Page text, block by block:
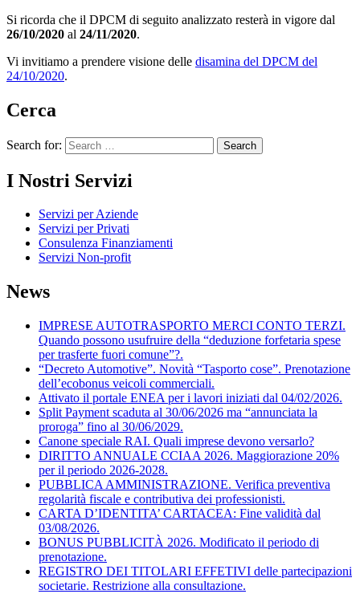
Si ricorda che il DPCM di seguito analizzato resterà in vigore dal
26/10/2020 al 24/11/2020.
Vi invitiamo a prendere visione delle disamina del DPCM del
24/10/2020.
Cerca
Search for:
I Nostri Servizi
Servizi per Aziende
Servizi per Privati
Consulenza Finanziamenti
Servizi Non-profit
News
IMPRESE AUTOTRASPORTO MERCI CONTO TERZI.
Quando possono usufruire della “deduzione forfetaria spese
per trasferte fuori comune”?.
“Decreto Automotive”. Novità “Tasporto cose”. Prenotazione
dell’ecobonus veicoli commerciali.
Attivato il portale ENEA per i lavori iniziati dal 04/02/2026.
Split Payment scaduta al 30/06/2026 ma “annunciata la
proroga” fino al 30/06/2029.
Canone speciale RAI. Quali imprese devono versarlo?
DIRITTO ANNUALE CCIAA 2026. Maggiorazione 20%
per il periodo 2026-2028.
PUBBLICA AMMINISTRAZIONE. Verifica preventiva
regolarità fiscale e contributiva dei professionisti.
CARTA D’IDENTITA’ CARTACEA: Fine validità dal
03/08/2026.
BONUS PUBBLICITÀ 2026. Modificato il periodo di
prenotazione.
REGISTRO DEI TITOLARI EFFETIVI delle partecipazioni
societarie. Restrizione alla consultazione.